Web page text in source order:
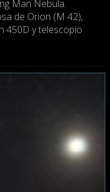
Man Nebula.
de Orion (M 42),
450D y telescopio